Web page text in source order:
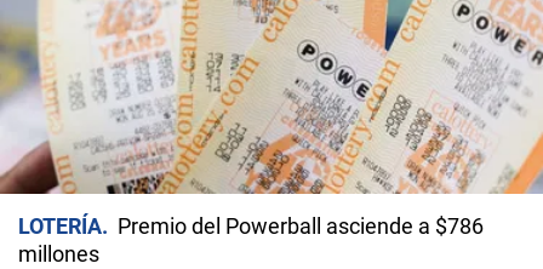
LOTERÍA
Premio del Powerball asciende a $786
millones